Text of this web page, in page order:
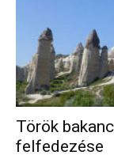
Török
felfedezése